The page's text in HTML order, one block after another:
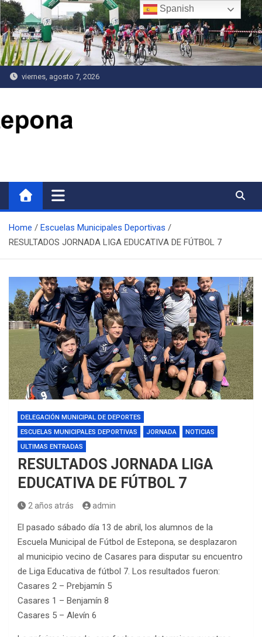
Saltar
al
contenido
viernes, agosto 7, 2026
Home
Escuelas Municipales Deportivas
RESULTADOS JORNADA LIGA EDUCATIVA DE FÚTBOL 7
DELEGACIÓN MUNICIPAL DE DEPORTES
ESCUELAS MUNICIPALES DEPORTIVAS
JORNADA
NOTICIAS
ULTIMAS ENTRADAS
RESULTADOS JORNADA LIGA
EDUCATIVA DE FÚTBOL 7
2 años atrás admin
El pasado sábado día 13 de abril, los alumnos de la
Escuela Municipal de Fútbol de Estepona, se desplazaron
al municipio vecino de Casares para disputar su encuentro
de Liga Educativa de fútbol 7. Los resultados fueron:
Casares 2 – Prebjamín 5
Casares 1 – Benjamín 8
Casares 5 – Alevín 6
Spanish